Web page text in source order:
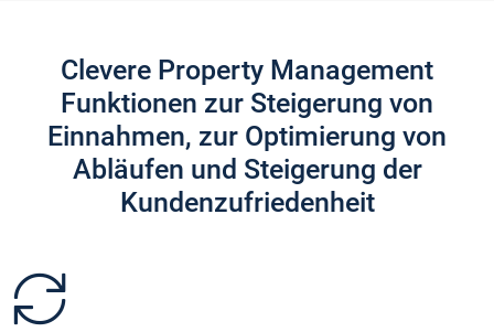
Clevere Property Management
Funktionen zur Steigerung von
Einnahmen, zur Optimierung von
Abläufen und Steigerung der
Kundenzufriedenheit